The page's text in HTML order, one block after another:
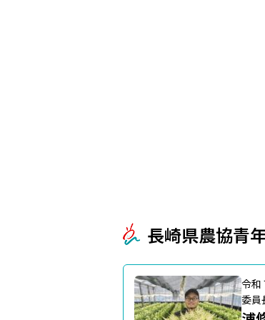
長崎県農協青
令和
委員